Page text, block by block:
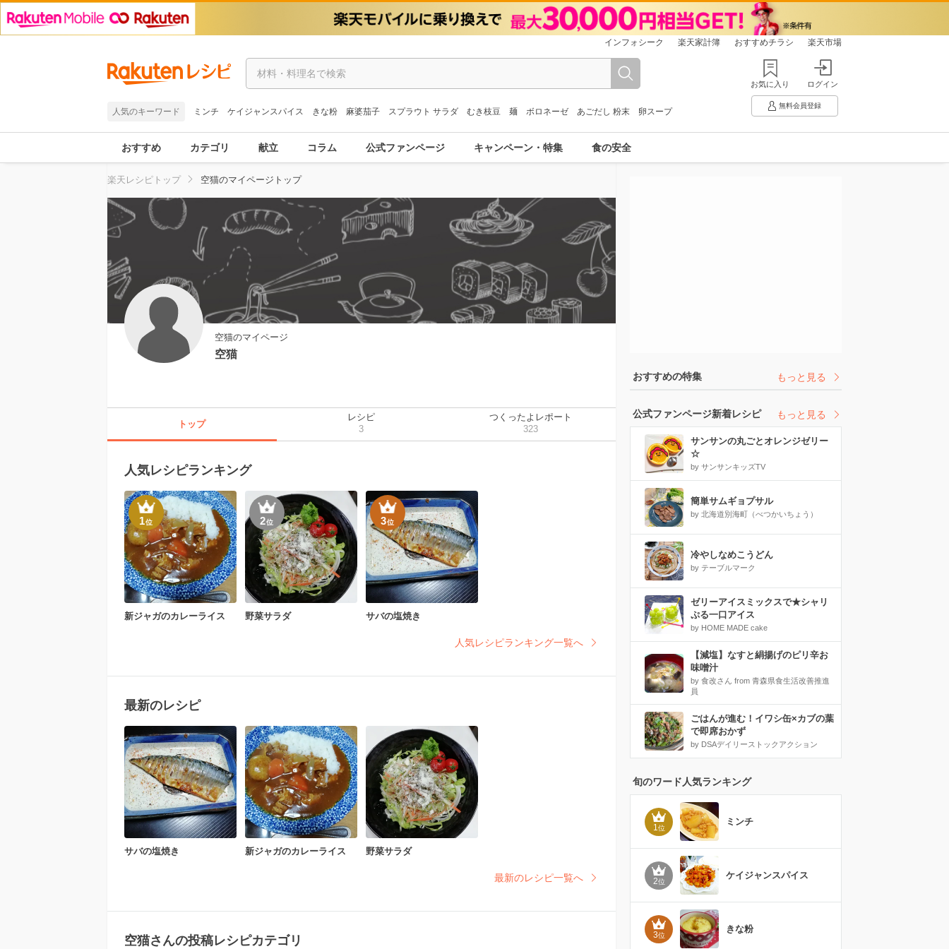
インフォシーク 楽天家計簿 おすすめチラシ 楽天市場
人気のキーワード ミンチ ケイジャンスパイス きな粉 麻婆茄子 スプラウト サラダ むき枝豆 麺 ボロネーゼ あごだし 粉末 卵スープ
お気に入り ログイン
無料会員登録
おすすめ カテゴリ 献立 コラム 公式ファンページ キャンペーン・特集 食の安全
楽天レシピトップ 空猫のマイページトップ
空猫のマイページ
空猫
トップ
レシピ
3
つくったよレポート
323
人気レシピランキング
1位
新ジャガのカレーライス
2位
野菜サラダ
3位
サバの塩焼き
人気レシピランキング一覧へ
最新のレシピ
サバの塩焼き 新ジャガのカレーライス 野菜サラダ
最新のレシピ一覧へ
空猫さんの投稿レシピカテゴリ
おすすめの特集 もっと見る
公式ファンページ新着レシピ もっと見る
サンサンの丸ごとオレンジゼリー
☆
by サンサンキッズTV
簡単サムギョプサル
by 北海道別海町（べつかいちょう）
冷やしなめこうどん
by テーブルマーク
ゼリーアイスミックスで★シャリ
ぷる一口アイス
by HOME MADE cake
【減塩】なすと絹揚げのピリ辛お
味噌汁
by 食改さん from 青森県食生活改善推進
員
ごはんが進む！イワシ缶×カブの葉
で即席おかず
by DSAデイリーストックアクション
旬のワード人気ランキング
1位
ミンチ
2位
ケイジャンスパイス
3位
きな粉